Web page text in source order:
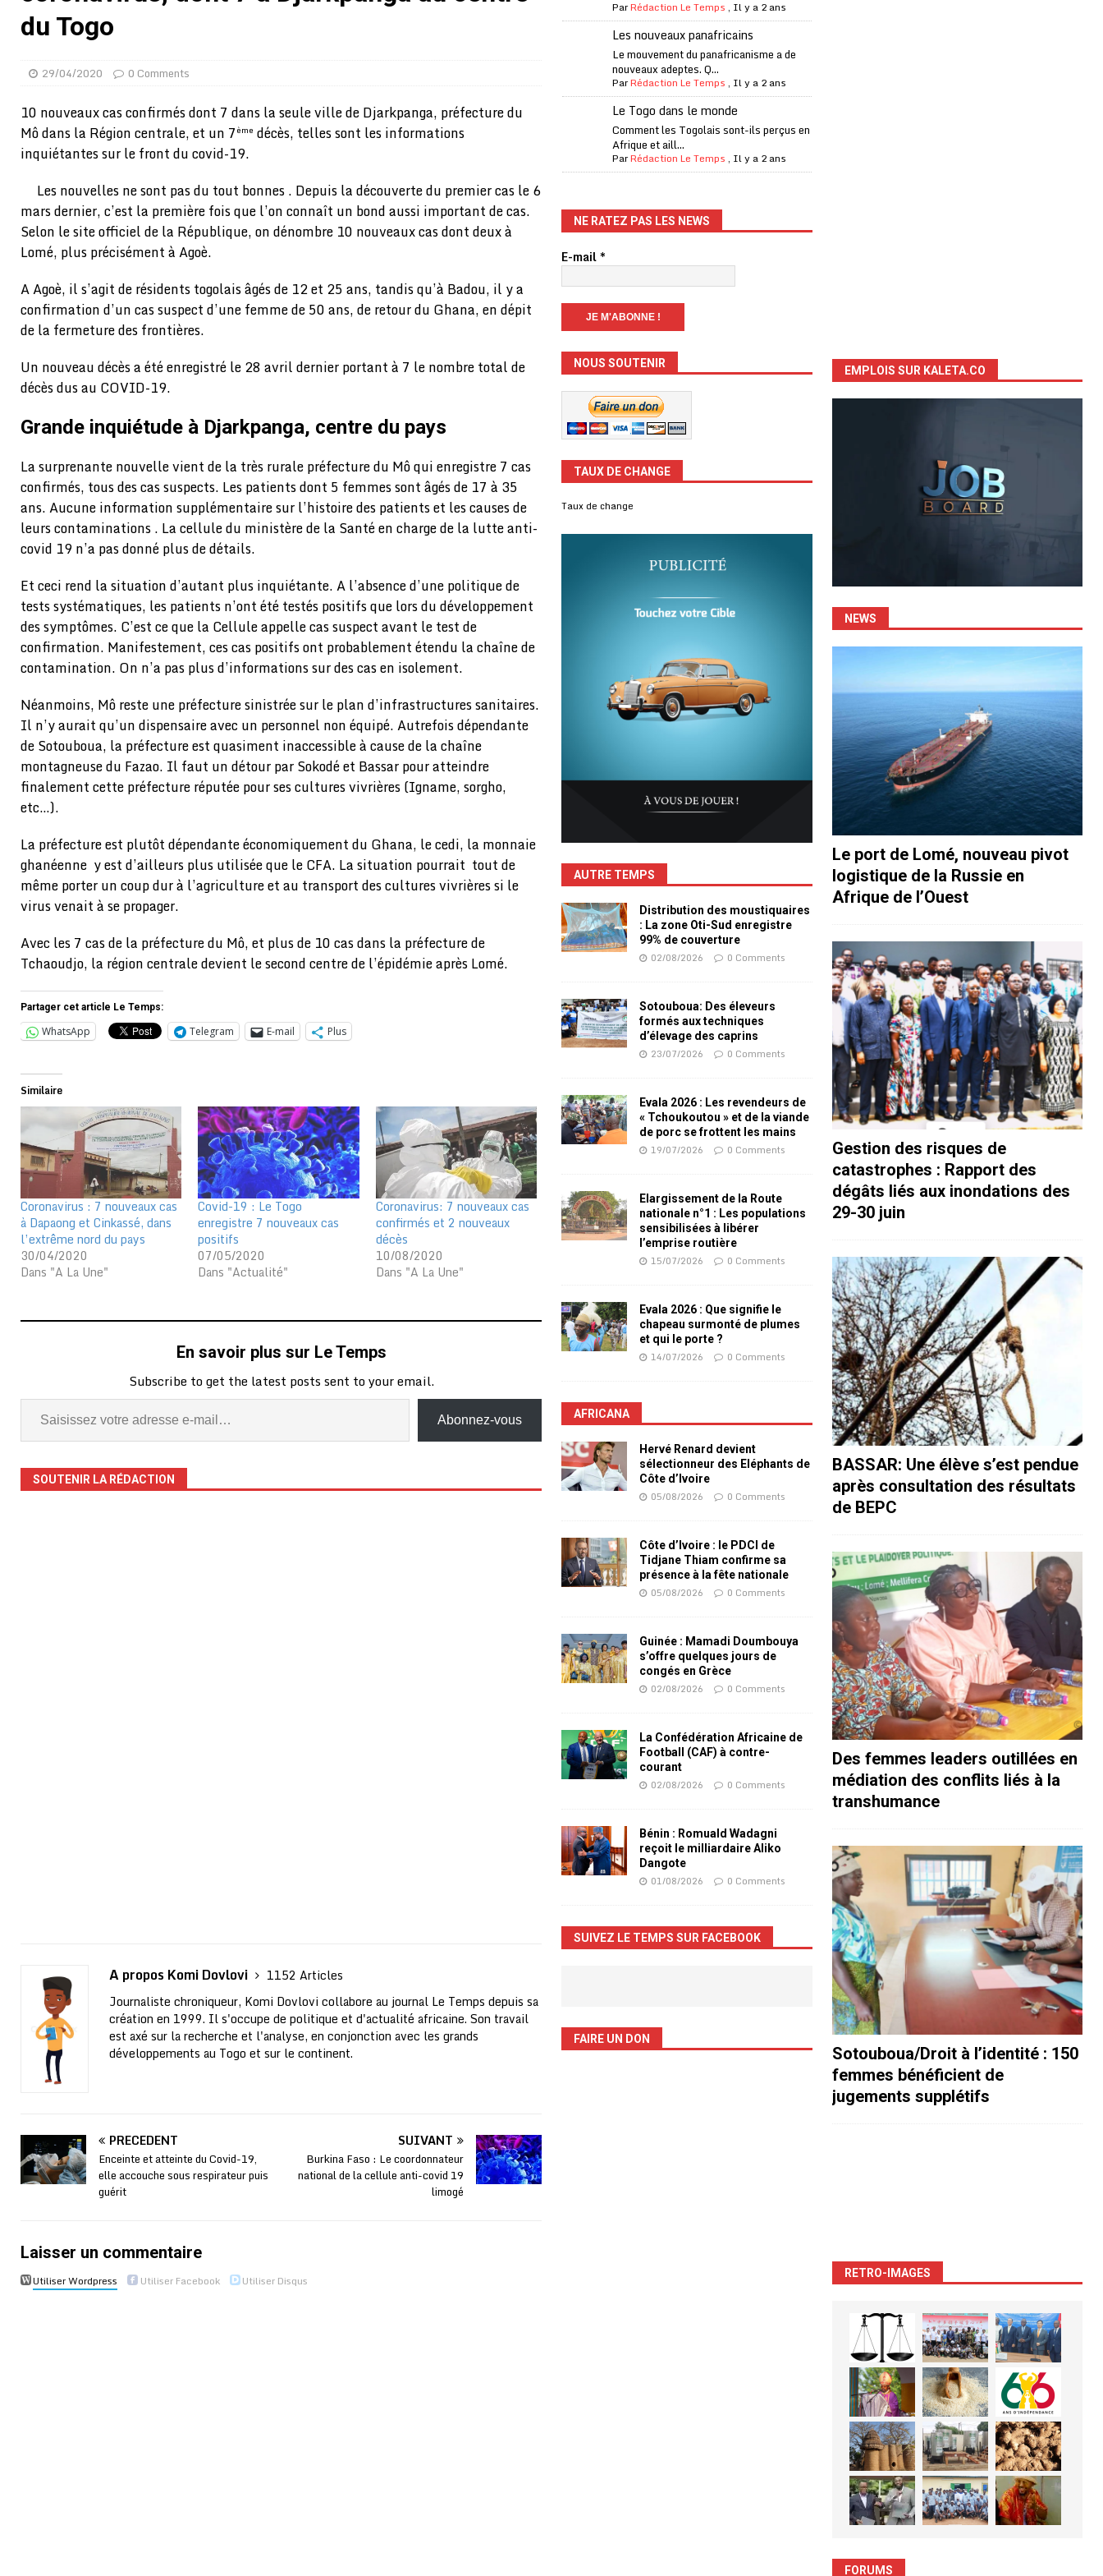
A LA UNE
[ 01/08/2026 ] Quatre candidats à la succession d’Infantino à la tête de la FIFA
[ 31/07/2026 ]
Niger : le FMI débloque une bouffée d’oxygène financière
[ 31/07/2026 ] Franco Baresi, légendaire défenseur de l’Italie et de l’AC Milan, est mort à 66 ans
A LA UNE
[ 31/07/2026 ]
Benjamin Mendy a vendu aux enchères son trophée de la Coupe du monde
[ 31/07/2026 ] Bénin : les membres du Sénat installés
A LA UNE
[ 31/07/2026 ] Projet d’investisseurs à la Fifa: l’UEFA menace à «l’unanimité» d’un boycott des Coupes du monde
[ 30/07/2026 ] Mali : au moins 19 soldats exécutés, Amnesty International exige une enquête
[ 05/08/2026 ]
Hervé Renard devient sélectionneur des Eléphants de Côte d’Ivoire A LA UNE
du Togo
29/04/2020 0 Comments
10 nouveaux cas confirmés dont 7 dans la seule ville de Djarkpanga, préfecture du
Mô dans la Région centrale, et un 7ème décès, telles sont les informations
inquiétantes sur le front du covid-19.
Les nouvelles ne sont pas du tout bonnes . Depuis la découverte du premier cas le 6
mars dernier, c’est la première fois que l’on connaît un bond aussi important de cas.
Selon le site officiel de la République, on dénombre 10 nouveaux cas dont deux à
Lomé, plus précisément à Agoè.
A Agoè, il s’agit de résidents togolais âgés de 12 et 25 ans, tandis qu’à Badou, il y a
confirmation d’un cas suspect d’une femme de 50 ans, de retour du Ghana, en dépit
de la fermeture des frontières.
Un nouveau décès a été enregistré le 28 avril dernier portant à 7 le nombre total de
décès dus au COVID-19.
Grande inquiétude à Djarkpanga, centre du pays
La surprenante nouvelle vient de la très rurale préfecture du Mô qui enregistre 7 cas
confirmés, tous des cas suspects. Les patients dont 5 femmes sont âgés de 17 à 35
ans. Aucune information supplémentaire sur l’histoire des patients et les causes de
leurs contaminations . La cellule du ministère de la Santé en charge de la lutte anti-
covid 19 n’a pas donné plus de détails.
Et ceci rend la situation d’autant plus inquiétante. A l’absence d’une politique de
tests systématiques, les patients n’ont été testés positifs que lors du développement
des symptômes. C’est ce que la Cellule appelle cas suspect avant le test de
confirmation. Manifestement, ces cas positifs ont probablement étendu la chaîne de
contamination. On n’a pas plus d’informations sur des cas en isolement.
Néanmoins, Mô reste une préfecture sinistrée sur le plan d’infrastructures sanitaires.
Il n’y aurait qu’un dispensaire avec un personnel non équipé. Autrefois dépendante
de Sotouboua, la préfecture est quasiment inaccessible à cause de la chaîne
montagneuse du Fazao. Il faut un détour par Sokodé et Bassar pour atteindre
finalement cette préfecture réputée pour ses cultures vivrières (Igname, sorgho,
etc…).
La préfecture est plutôt dépendante économiquement du Ghana, le cedi, la monnaie
ghanéenne y est d’ailleurs plus utilisée que le CFA. La situation pourrait tout de
même porter un coup dur à l’agriculture et au transport des cultures vivrières si le
virus venait à se propager.
Avec les 7 cas de la préfecture du Mô, et plus de 10 cas dans la préfecture de
Tchaoudjo, la région centrale devient le second centre de l’épidémie après Lomé.
Partager cet article Le Temps:
WhatsApp Telegram E-mail Plus
Similaire
Coronavirus : 7 nouveaux cas
à Dapaong et Cinkassé, dans
l’extrême nord du pays
30/04/2020
Dans "A La Une"
Covid-19 : Le Togo
enregistre 7 nouveaux cas
positifs
07/05/2020
Dans "Actualité"
Coronavirus: 7 nouveaux cas
confirmés et 2 nouveaux
décès
10/08/2020
Dans "A La Une"
En savoir plus sur Le Temps
Subscribe to get the latest posts sent to your email.
Abonnez-vous
SOUTENIR LA RÉDACTION
A propos Komi Dovlovi
1152 Articles
Journaliste chroniqueur, Komi Dovlovi collabore au journal Le Temps depuis sa
création en 1999. Il s'occupe de politique et d'actualité africaine. Son travail
est axé sur la recherche et l'analyse, en conjonction avec les grands
développements au Togo et sur le continent.
PRÉCÉDENT
Enceinte et atteinte du Covid-19,
elle accouche sous respirateur puis
guérit
SUIVANT
Burkina Faso : Le coordonnateur
national de la cellule anti-covid 19
limogé
Laisser un commentaire
Utiliser Wordpress Utiliser Facebook Utiliser Disqus
ParRédaction Le Temps , Il y a 2 ans
Les nouveaux panafricains
Le mouvement du panafricanisme a de
nouveaux adeptes. Q...
ParRédaction Le Temps , Il y a 2 ans
Le Togo dans le monde
Comment les Togolais sont-ils perçus en
Afrique et aill...
ParRédaction Le Temps , Il y a 2 ans
NE RATEZ PAS LES NEWS
E-mail*
NOUS SOUTENIR
TAUX DE CHANGE
Taux de change
AUTRE TEMPS
Distribution des moustiquaires
: La zone Oti-Sud enregistre
99% de couverture
02/08/2026 0 Comments
Sotouboua: Des éleveurs
formés aux techniques
d’élevage des caprins
23/07/2026 0 Comments
Evala 2026 : Les revendeurs de
« Tchoukoutou » et de la viande
de porc se frottent les mains
19/07/2026 0 Comments
Elargissement de la Route
nationale n°1 : Les populations
sensibilisées à libérer
l’emprise routière
15/07/2026 0 Comments
Evala 2026 : Que signifie le
chapeau surmonté de plumes
et qui le porte ?
14/07/2026 0 Comments
AFRICANA
Hervé Renard devient
sélectionneur des Eléphants de
Côte d’Ivoire
05/08/2026 0 Comments
Côte d’Ivoire : le PDCI de
Tidjane Thiam confirme sa
présence à la fête nationale
05/08/2026 0 Comments
Guinée : Mamadi Doumbouya
s’offre quelques jours de
congés en Grèce
02/08/2026 0 Comments
La Confédération Africaine de
Football (CAF) à contre-
courant
02/08/2026 0 Comments
Bénin : Romuald Wadagni
reçoit le milliardaire Aliko
Dangote
01/08/2026 0 Comments
SUIVEZ LE TEMPS SUR FACEBOOK
FAIRE UN DON
EMPLOIS SUR KALETA.CO
NEWS
Le port de Lomé, nouveau pivot
logistique de la Russie en
Afrique de l’Ouest
Gestion des risques de
catastrophes : Rapport des
dégâts liés aux inondations des
29-30 juin
BASSAR: Une élève s’est pendue
après consultation des résultats
de BEPC
Des femmes leaders outillées en
médiation des conflits liés à la
transhumance
Sotouboua/Droit à l’identité : 150
femmes bénéficient de
jugements supplétifs
RETRO-IMAGES
FORUMS